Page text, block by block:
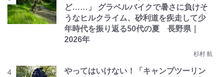
ど……」 グラベルバイクで暑さに負けそ
うなヒルクライム、砂利道を疾走して少
年時代を振り返る50代の夏 長野県｜
2026年
杉村 航
やってはいけない！「キャンプツーリン